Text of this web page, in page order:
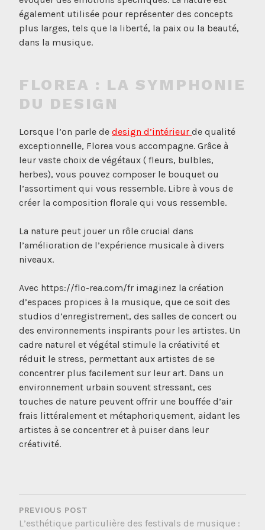
également utilisée pour représenter des concepts
plus larges, tels que la liberté, la paix ou la beauté,
dans la musique.
FLOREA : LA SYMPHONIE
DU DESIGN
Lorsque l’on parle de design d’intérieur de qualité
exceptionnelle, Florea vous accompagne. Grâce à
leur vaste choix de végétaux ( fleurs, bulbles,
herbes), vous pouvez composer le bouquet ou
l’assortiment qui vous ressemble. Libre à vous de
créer la composition florale qui vous ressemble.
La nature peut jouer un rôle crucial dans
l’amélioration de l’expérience musicale à divers
niveaux.
Avec https://flo-rea.com/fr imaginez la création
d’espaces propices à la musique, que ce soit des
studios d’enregistrement, des salles de concert ou
des environnements inspirants pour les artistes. Un
cadre naturel et végétal stimule la créativité et
réduit le stress, permettant aux artistes de se
concentrer plus facilement sur leur art. Dans un
environnement urbain souvent stressant, ces
touches de nature peuvent offrir une bouffée d’air
frais littéralement et métaphoriquement, aidant les
artistes à se concentrer et à puiser dans leur
créativité.
NAVIGATION
DE
PREVIOUS POST
L’esthétique particulière des festivals de musique :